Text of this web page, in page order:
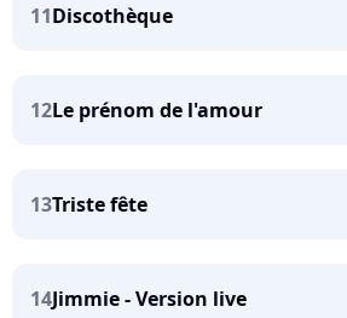
11Discothèque
12Le prénom de l'amour
13Triste fête
14Jimmie - Version live